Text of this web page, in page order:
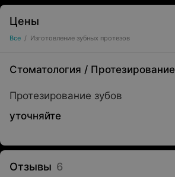
Цены
Все / Изготовление зубных протезов
Стоматология / Протезирование
Протезирование зубов
уточняйте
Отзывы 6